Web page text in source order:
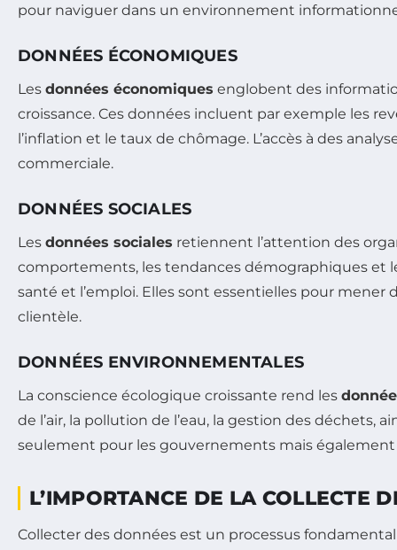
pour naviguer dans un environnement
DONNÉES ÉCONOMIQUES
Les données économiques englobent des
croissance. Ces données incluent par exemple les
l’inflation et le taux de chômage. L’accès à des
commerciale.
DONNÉES SOCIALES
Les données sociales retiennent l’attention des
comportements, les tendances démographiques et
santé et l’emploi. Elles sont essentielles pour mener
clientèle.
DONNÉES ENVIRONNEMENTALES
La conscience écologique croissante rend les
de l’air, la pollution de l’eau, la gestion des déchets,
seulement pour les gouvernements mais
L’IMPORTANCE DE LA COLLECTE
Collecter des données est un processus